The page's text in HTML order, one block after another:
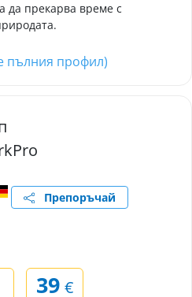
да прекарва време с
пълния профил)
Препоръчай
39 €